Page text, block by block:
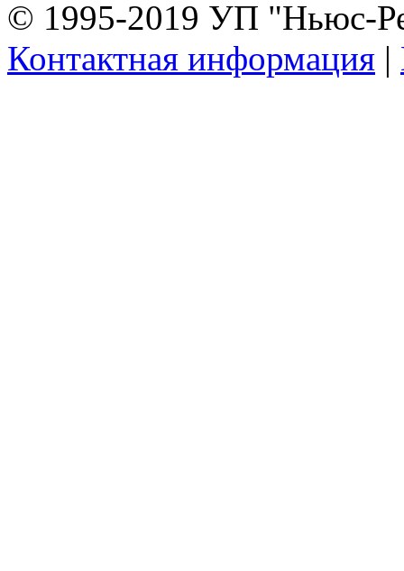
© 1995-2019 УП "Ньюс-
Контактная информация |